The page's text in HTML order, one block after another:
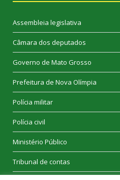
Assembleia legislativa
Câmara dos deputados
Governo de Mato Grosso
Prefeitura de Nova Olímpia
Polícia militar
Polícia civil
Ministério Público
Tribunal de contas